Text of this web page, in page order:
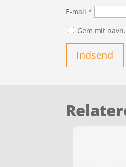
E-mail*
Gem mit
Indsend